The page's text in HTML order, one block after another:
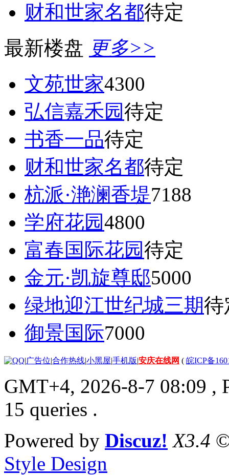
财和世家名都待定
最新楼盘 更多>>
文苑世家4300
弘信嘉禾园待定
书香一品待定
财和世家名都待定
杭派·滟澜香堤7188
学府花园4800
富春国际花园待定
金元·凯旋尊邸5000
绿地迎江世纪城三期待
御景国际7000
|广告位|合作热线|小黑屋|手机版|安庆在线网 ( 皖ICP备
GMT+4, 2026-8-7 08:09 ,
15 queries .
Powered by Discuz! X3.4
Style Design